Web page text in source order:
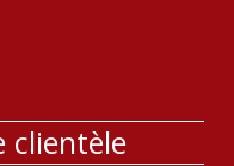
clientèle